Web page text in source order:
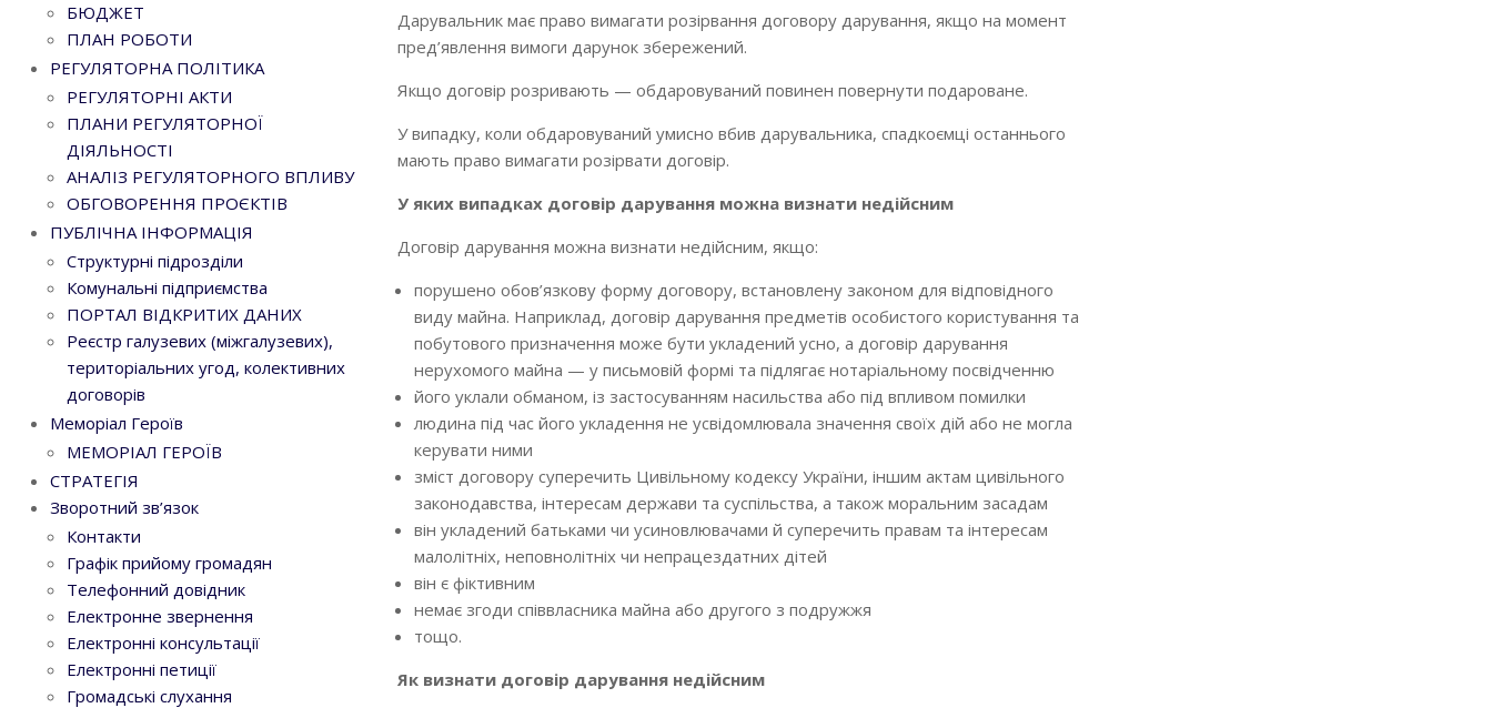
Дарувальник має право вимагати розірвання договору дарування, якщо на момент
пред’явлення вимоги дарунок збережений.
Якщо договір розривають — обдаровуваний повинен повернути подароване.
У випадку, коли обдаровуваний умисно вбив дарувальника, спадкоємці останнього
мають право вимагати розірвати договір.
У яких випадках договір дарування можна визнати недійсним
Договір дарування можна визнати недійсним, якщо:
порушено обов’язкову форму договору, встановлену законом для відповідного
виду майна. Наприклад, договір дарування предметів особистого користування та
побутового призначення може бути укладений усно, а договір дарування
нерухомого майна — у письмовій формі та підлягає нотаріальному посвідченню
його уклали обманом, із застосуванням насильства або під впливом помилки
людина під час його укладення не усвідомлювала значення своїх дій або не могла
керувати ними
зміст договору суперечить Цивільному кодексу України, іншим актам цивільного
законодавства, інтересам держави та суспільства, а також моральним засадам
він укладений батьками чи усиновлювачами й суперечить правам та інтересам
малолітніх, неповнолітніх чи непрацездатних дітей
він є фіктивним
немає згоди співвласника майна або другого з подружжя
тощо.
Як визнати договір дарування недійсним
БЮДЖЕТ
ПЛАН РОБОТИ
РЕГУЛЯТОРНА ПОЛІТИКА
РЕГУЛЯТОРНІ АКТИ
ПЛАНИ РЕГУЛЯТОРНОЇ
ДІЯЛЬНОСТІ
АНАЛІЗ РЕГУЛЯТОРНОГО ВПЛИВУ
ОБГОВОРЕННЯ ПРОЄКТІВ
ПУБЛІЧНА ІНФОРМАЦІЯ
Структурні підрозділи
Комунальні підприємства
ПОРТАЛ ВІДКРИТИХ ДАНИХ
Реєстр галузевих (міжгалузевих),
територіальних угод, колективних
договорів
Меморіал Героїв
МЕМОРІАЛ ГЕРОЇВ
СТРАТЕГІЯ
Зворотний зв’язок
Контакти
Графік прийому громадян
Телефонний довідник
Електронне звернення
Електронні консультації
Електронні петиції
Громадські слухання